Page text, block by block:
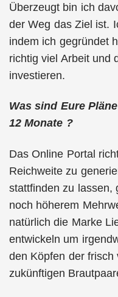
Überzeugt bin ich
der Weg das Ziel ist.
indem ich gegründet
richtig viel Arbeit und
investieren.
Was sind Eure
12 Monate ?
Das Online Portal
Reichweite zu
stattfinden zu lassen,
noch höherem
natürlich die Marke
entwickeln um
den Köpfen der frisch
zukünftigen